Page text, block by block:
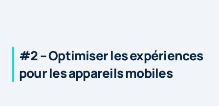
#2 – Optimiser les expériences
pour les appareils mobiles